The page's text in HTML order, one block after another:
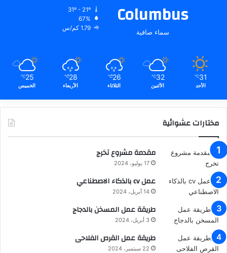
Columbus
سماء صافية
67%
1.79 كم/س
31
℃
الأحد
32
℃
الأثنين
26
℃
الثلاثاء
28
℃
الأربعاء
25
℃
الخميس
مختارات عشوائية
مقدمة مشروع تخرج
17 يوليو، 2024
عمل cv بالذكاء الاصطناعي
14 أبريل، 2024
طريقة عمل المسخن بالدجاج
3 أبريل، 2024
طريقة عمل القرص الفلاحى
22 سبتمبر، 2024